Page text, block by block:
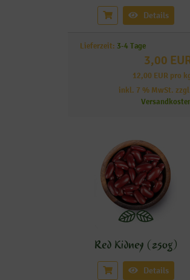
Details
Lieferzeit: 3-4 Tage
3,00
12,00 EUR pro
inkl. 7 % MwSt.
Red Kidney (250g)
Details